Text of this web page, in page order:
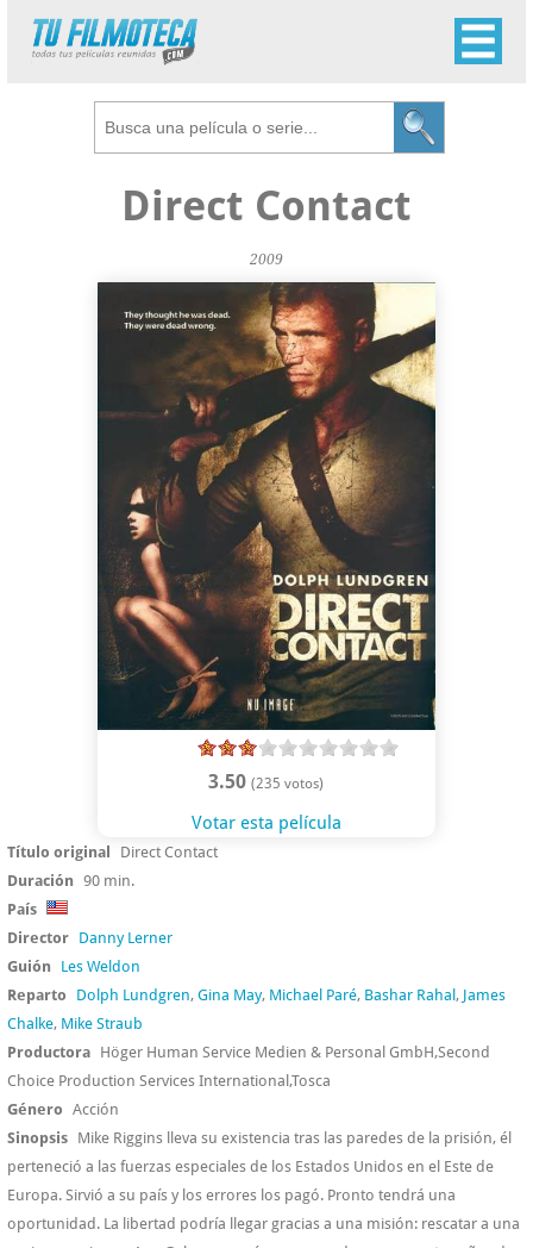
Direct Contact
2009
3.50(235 votos)
Votar esta película
Título original
Direct Contact
Duración 90 min.
País
Director Danny Lerner
Guión Les Weldon
Reparto
Dolph Lundgren, Gina May, Michael Paré, Bashar Rahal , James
Chalke, Mike Straub
Productora Höger Human Service Medien & Personal GmbH,Second
Choice Production Services International,Tosca
Género Acción
Sinopsis Mike Riggins lleva su existencia tras las paredes de la prisión, él
perteneció a las fuerzas especiales de los Estados Unidos en el Este de
Europa. Sirvió a su país y los errores los pagó. Pronto tendrá una
oportunidad. La libertad podría llegar gracias a una misión: rescatar a una